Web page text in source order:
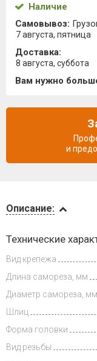
и оплата
Описание:
Технические
Вид крепежа
Длина самореза, мм
Диаметр самореза, мм
Шлиц
Форма головки
Вид резьбы
Наличие
Самовывоз:
7 августа, пятница
Доставка:
8 августа, суббота
Вам нужно
и